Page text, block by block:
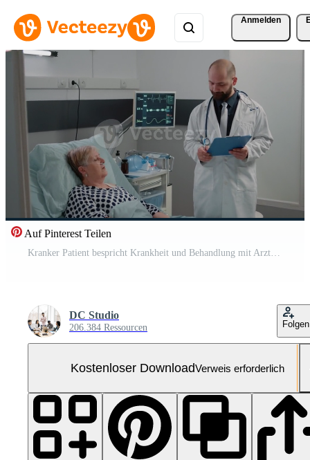
Anmelden
Auf Pinterest Teilen
Kranker Patient bespricht Krankheit und Behandlung mit Arzt Kostenloses Video
DC Studio
206.384 Ressourcen Folgen
Kostenloser DownloadVerweis erforderlich